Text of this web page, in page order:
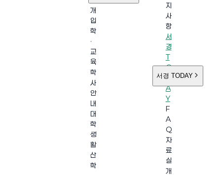
개
입
학
·
교
육
학
사
안
내
대
학
생
활
산
학
지
사
항
서
경
T
O
D
A
Y
F
A
Q
자
료
실
개
서경 TODAY